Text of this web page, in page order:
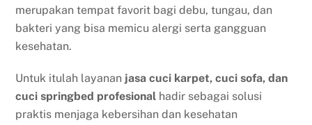
merupakan tempat favorit bagi debu, tungau, dan
bakteri yang bisa memicu alergi serta gangguan
kesehatan.
Untuk itulah layanan jasa cuci karpet, cuci sofa, dan
cuci springbed profesional hadir sebagai solusi
praktis menjaga kebersihan dan kesehatan